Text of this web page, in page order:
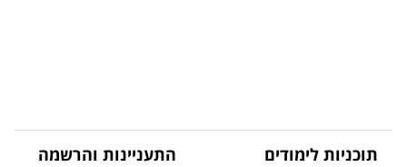
תוכניות לימודים התעניינות והרשמה